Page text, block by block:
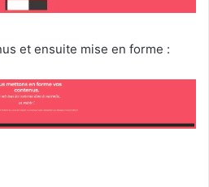
et ensuite mise en forme :